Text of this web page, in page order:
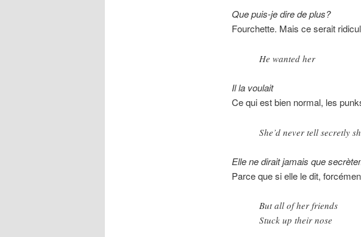
Que puis-je dire de plus?
Fourchette. Mais ce serait
He wanted her
Il la voulait
Ce qui est bien normal, les
She’d never tell secretly
Elle ne dirait jamais que
Parce que si elle le dit,
But all of her friends
Stuck up their nose